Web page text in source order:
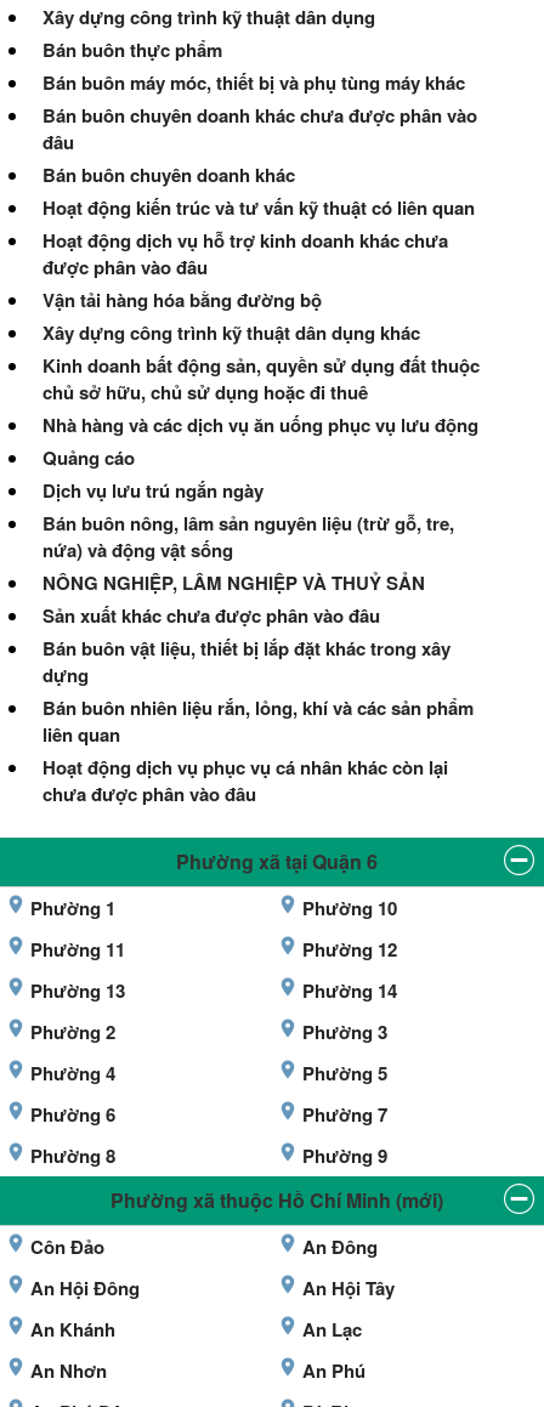
Xây dựng công trình kỹ thuật dân dụng
Bán buôn thực phẩm
Bán buôn máy móc, thiết bị và phụ tùng máy khác
Bán buôn chuyên doanh khác chưa được phân vào
đâu
Bán buôn chuyên doanh khác
Hoạt động kiến trúc và tư vấn kỹ thuật có liên quan
Hoạt động dịch vụ hỗ trợ kinh doanh khác chưa
được phân vào đâu
Vận tải hàng hóa bằng đường bộ
Xây dựng công trình kỹ thuật dân dụng khác
Kinh doanh bất động sản, quyền sử dụng đất thuộc
chủ sở hữu, chủ sử dụng hoặc đi thuê
Nhà hàng và các dịch vụ ăn uống phục vụ lưu động
Quảng cáo
Dịch vụ lưu trú ngắn ngày
Bán buôn nông, lâm sản nguyên liệu (trừ gỗ, tre,
nứa) và động vật sống
NÔNG NGHIỆP, LÂM NGHIỆP VÀ THUỶ SẢN
Sản xuất khác chưa được phân vào đâu
Bán buôn vật liệu, thiết bị lắp đặt khác trong xây
dựng
Bán buôn nhiên liệu rắn, lỏng, khí và các sản phẩm
liên quan
Hoạt động dịch vụ phục vụ cá nhân khác còn lại
chưa được phân vào đâu
Phường xã tại Quận 6
Phường 1
Phường 10
Phường 11
Phường 12
Phường 13
Phường 14
Phường 2
Phường 3
Phường 4
Phường 5
Phường 6
Phường 7
Phường 8
Phường 9
Phường xã thuộc Hồ Chí Minh (mới)
Côn Đảo
An Đông
An Hội Đông
An Hội Tây
An Khánh
An Lạc
An Nhơn
An Phú